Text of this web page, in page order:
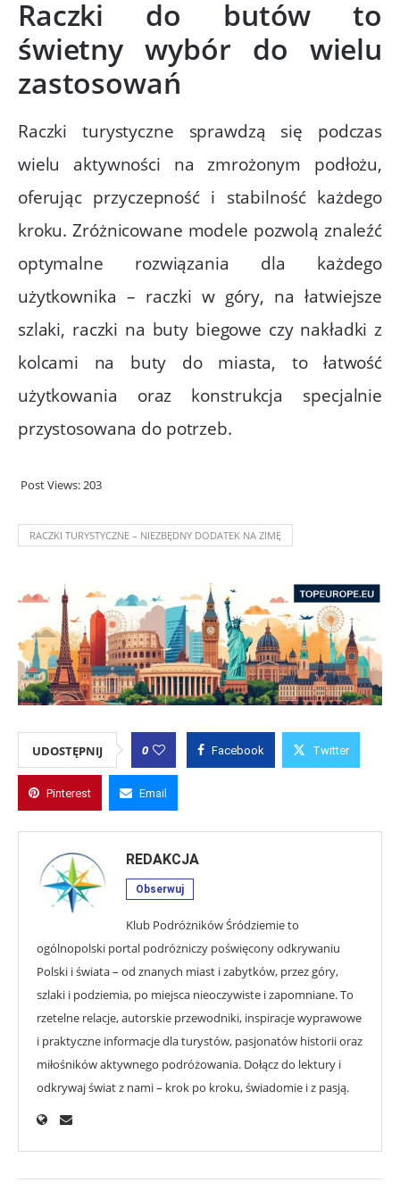
Raczki do butów to
świetny wybór do wielu
zastosowań
Raczki turystyczne sprawdzą się podczas
wielu aktywności na zmrożonym podłożu,
oferując przyczepność i stabilność każdego
kroku. Zróżnicowane modele pozwolą znaleźć
optymalne rozwiązania dla każdego
użytkownika – raczki w góry, na łatwiejsze
szlaki, raczki na buty biegowe czy nakładki z
kolcami na buty do miasta, to łatwość
użytkowania oraz konstrukcja specjalnie
przystosowana do potrzeb.
Post Views:203
RACZKI TURYSTYCZNE – NIEZBĘDNY DODATEK NA ZIMĘ
UDOSTĘPNIJ 0 Facebook Twitter
Pinterest Email
REDAKCJA
Obserwuj
Klub Podróżników Śródziemie to
ogólnopolski portal podróżniczy poświęcony odkrywaniu
Polski i świata – od znanych miast i zabytków, przez góry,
szlaki i podziemia, po miejsca nieoczywiste i zapomniane. To
rzetelne relacje, autorskie przewodniki, inspiracje wyprawowe
i praktyczne informacje dla turystów, pasjonatów historii oraz
miłośników aktywnego podróżowania. Dołącz do lektury i
odkrywaj świat z nami – krok po kroku, świadomie i z pasją.